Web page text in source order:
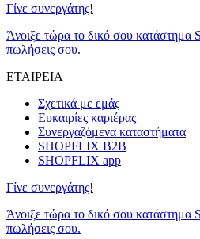
Γίνε συνεργάτης!
Άνοιξε τώρα το δικό σου κατάστημα
πωλήσεις σου.
ΕΤΑΙΡΕΙΑ
Σχετικά με εμάς
Ευκαιρίες καριέρας
Συνεργαζόμενα καταστήματα
SHOPFLIX B2B
SHOPFLIX app
Γίνε συνεργάτης!
Άνοιξε τώρα το δικό σου κατάστημα
πωλήσεις σου.